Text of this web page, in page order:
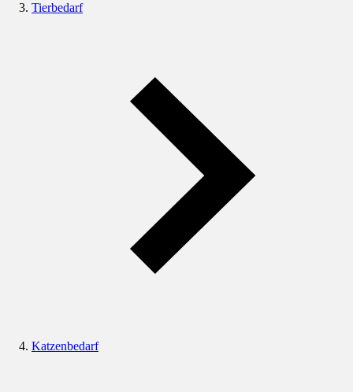
Tierbedarf
Katzenbedarf